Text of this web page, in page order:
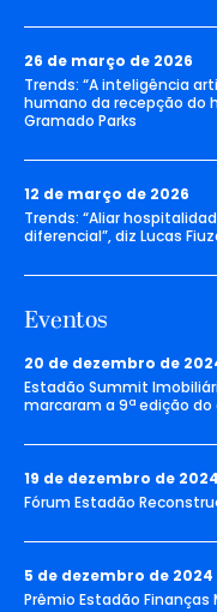
26 de março de 2026
Trends: “A inteligência
humano da recepção do
Gramado Parks
12 de março de 2026
Trends: “Aliar
diferencial”, diz Lucas
Eventos
20 de dezembro de
Estadão Summit
marcaram a 9ª edição
19 de dezembro de 2024
Fórum Estadão
5 de dezembro de 2024
Prêmio Estadão Finanças